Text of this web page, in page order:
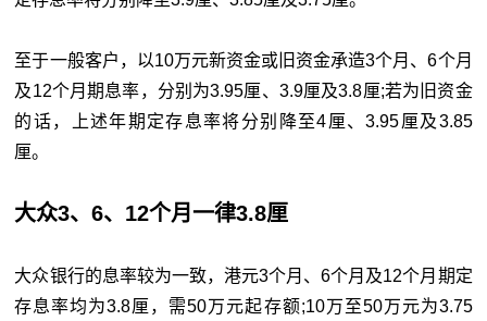
至于一般客户，以10万元新资金或旧资金承造3个月、6个月
及12个月期息率，分别为3.95厘、3.9厘及3.8厘;若为旧资金
的话，上述年期定存息率将分别降至4厘、3.95厘及3.85
厘。
大众3、6、12个月一律3.8厘
大众银行的息率较为一致，港元3个月、6个月及12个月期定
存息率均为3.8厘，需50万元起存额;10万至50万元为3.75